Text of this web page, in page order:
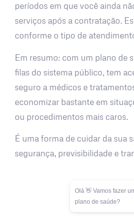
períodos em que você ainda
serviços após a contratação.
conforme o tipo de
Em resumo: com um plano de
filas do sistema público, tem
seguro a médicos e
economizar bastante em
ou procedimentos mais caros.
É uma forma de cuidar da sua
segurança, previsibilidade e
Olá 👋 Vamos fazer
plano de saúde?